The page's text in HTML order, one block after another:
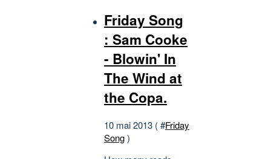
Friday Song
: Sam Cooke
- Blowin' In
The Wind at
the Copa.
10 mai 2013 ( #Friday
Song)